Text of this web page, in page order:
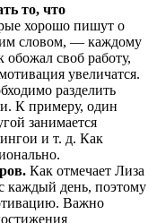
то, что
хорошо пишут о
словом, — каждому
своб работу,
увеличатся.
разделить
К примеру, один
занимается
и т. д. Как
Как отмечает Лиза
каждый день, поэтому
Важно